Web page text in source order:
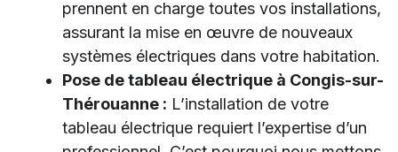
prennent en charge toutes vos installations,
assurant la mise en œuvre de nouveaux
systèmes électriques dans votre habitation.
Pose de tableau électrique à Congis-sur-
Thérouanne : L’installation de votre
tableau électrique requiert l’expertise d’un